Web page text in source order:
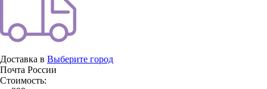
Доставка в Выберите город
Почта России
Стоимость: